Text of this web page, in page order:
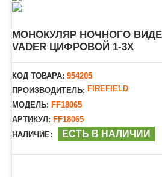
МОНОКУЛЯР НОЧНОГО
VADER ЦИФРОВОЙ 1-3X
КОД ТОВАРА: 954205
ПРОИЗВОДИТЕЛЬ: FIREFIELD
МОДЕЛЬ: FF18065
АРТИКУЛ: FF18065
НАЛИЧИЕ:
ЕСТЬ В НАЛИЧИИ